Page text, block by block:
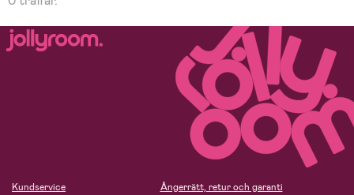
Kundservice
Ångerrätt, retur och garanti